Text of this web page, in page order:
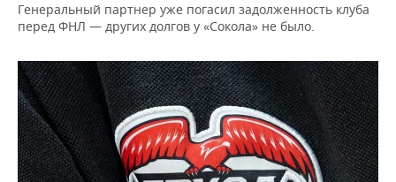
Генеральный партнер уже погасил задолженность клуба
перед ФНЛ — других долгов у «Сокола» не было.